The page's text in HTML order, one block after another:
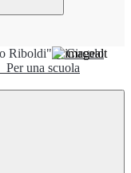
1° Circolo
Per una scuola